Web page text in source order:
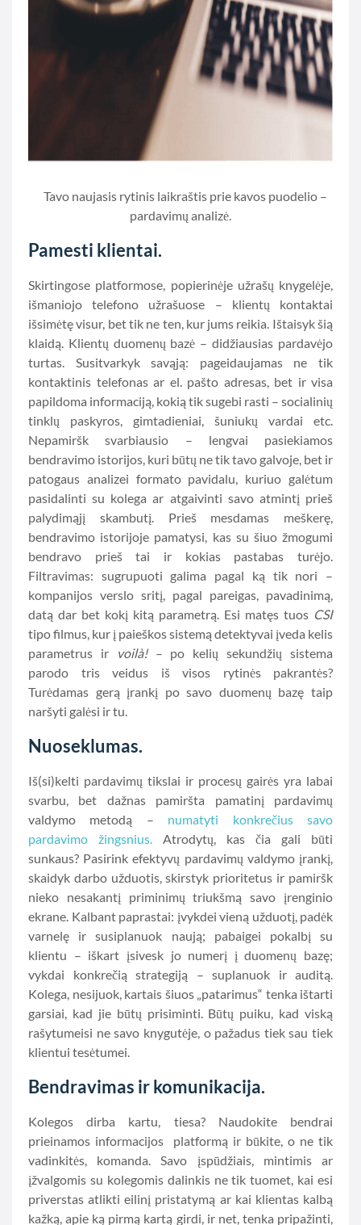
Tavo naujasis rytinis laikraštis prie kavos puodelio –
pardavimų analizė.
Pamesti klientai.
Skirtingose platformose, popierinėje užrašų knygelėje,
išmaniojo telefono užrašuose – klientų kontaktai
išsimėtę visur, bet tik ne ten, kur jums reikia. Ištaisyk šią
klaidą. Klientų duomenų bazė – didžiausias pardavėjo
turtas. Susitvarkyk savąją: pageidaujamas ne tik
kontaktinis telefonas ar el. pašto adresas, bet ir visa
papildoma informaciją, kokią tik sugebi rasti – socialinių
tinklų paskyros, gimtadieniai, šuniukų vardai etc.
Nepamiršk svarbiausio – lengvai pasiekiamos
bendravimo istorijos, kuri būtų ne tik tavo galvoje, bet ir
patogaus analizei formato pavidalu, kuriuo galėtum
pasidalinti su kolega ar atgaivinti savo atmintį prieš
palydimąjį skambutį. Prieš mesdamas meškerę,
bendravimo istorijoje pamatysi, kas su šiuo žmogumi
bendravo prieš tai ir kokias pastabas turėjo.
Filtravimas: sugrupuoti galima pagal ką tik nori –
kompanijos verslo sritį, pagal pareigas, pavadinimą,
datą dar bet kokį kitą parametrą. Esi matęs tuos CSI
tipo filmus, kur į paieškos sistemą detektyvai įveda kelis
parametrus ir
voilà!– po kelių sekundžių sistema
parodo tris veidus iš visos rytinės pakrantės?
Turėdamas gerą įrankį po savo duomenų bazę taip
naršyti galėsi ir tu.
Nuoseklumas.
Iš(si)kelti pardavimų tikslai ir procesų gairės yra labai
svarbu, bet dažnas pamiršta pamatinį pardavimų
valdymo metodą – numatyti konkrečius savo
pardavimo žingsnius. Atrodytų, kas čia gali būti
sunkaus? Pasirink efektyvų pardavimų valdymo įrankį,
skaidyk darbo užduotis, skirstyk prioritetus ir pamiršk
nieko nesakantį priminimų triukšmą savo įrenginio
ekrane. Kalbant paprastai: įvykdei vieną užduotį, padėk
varnelę ir susiplanuok naują; pabaigei pokalbį su
klientu – iškart įsivesk jo numerį į duomenų bazę;
vykdai konkrečią strategiją – suplanuok ir auditą.
Kolega, nesijuok, kartais šiuos „patarimus“ tenka ištarti
garsiai, kad jie būtų prisiminti. Būtų puiku, kad viską
rašytumeisi ne savo knygutėje, o pažadus tiek sau tiek
klientui tesėtumei.
Bendravimas ir komunikacija.
Kolegos dirba kartu, tiesa? Naudokite bendrai
prieinamos informacijos platformą ir būkite, o ne tik
vadinkitės, komanda. Savo įspūdžiais, mintimis ar
įžvalgomis su kolegomis dalinkis ne tik tuomet, kai esi
priverstas atlikti eilinį pristatymą ar kai klientas kalbą
kažką, apie ką pirmą kartą girdi, ir net, tenka pripažinti,